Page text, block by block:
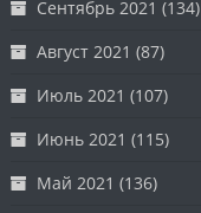
Сентябрь 2021 (134)
Август 2021 (87)
Июль 2021 (107)
Июнь 2021 (115)
Май 2021 (136)